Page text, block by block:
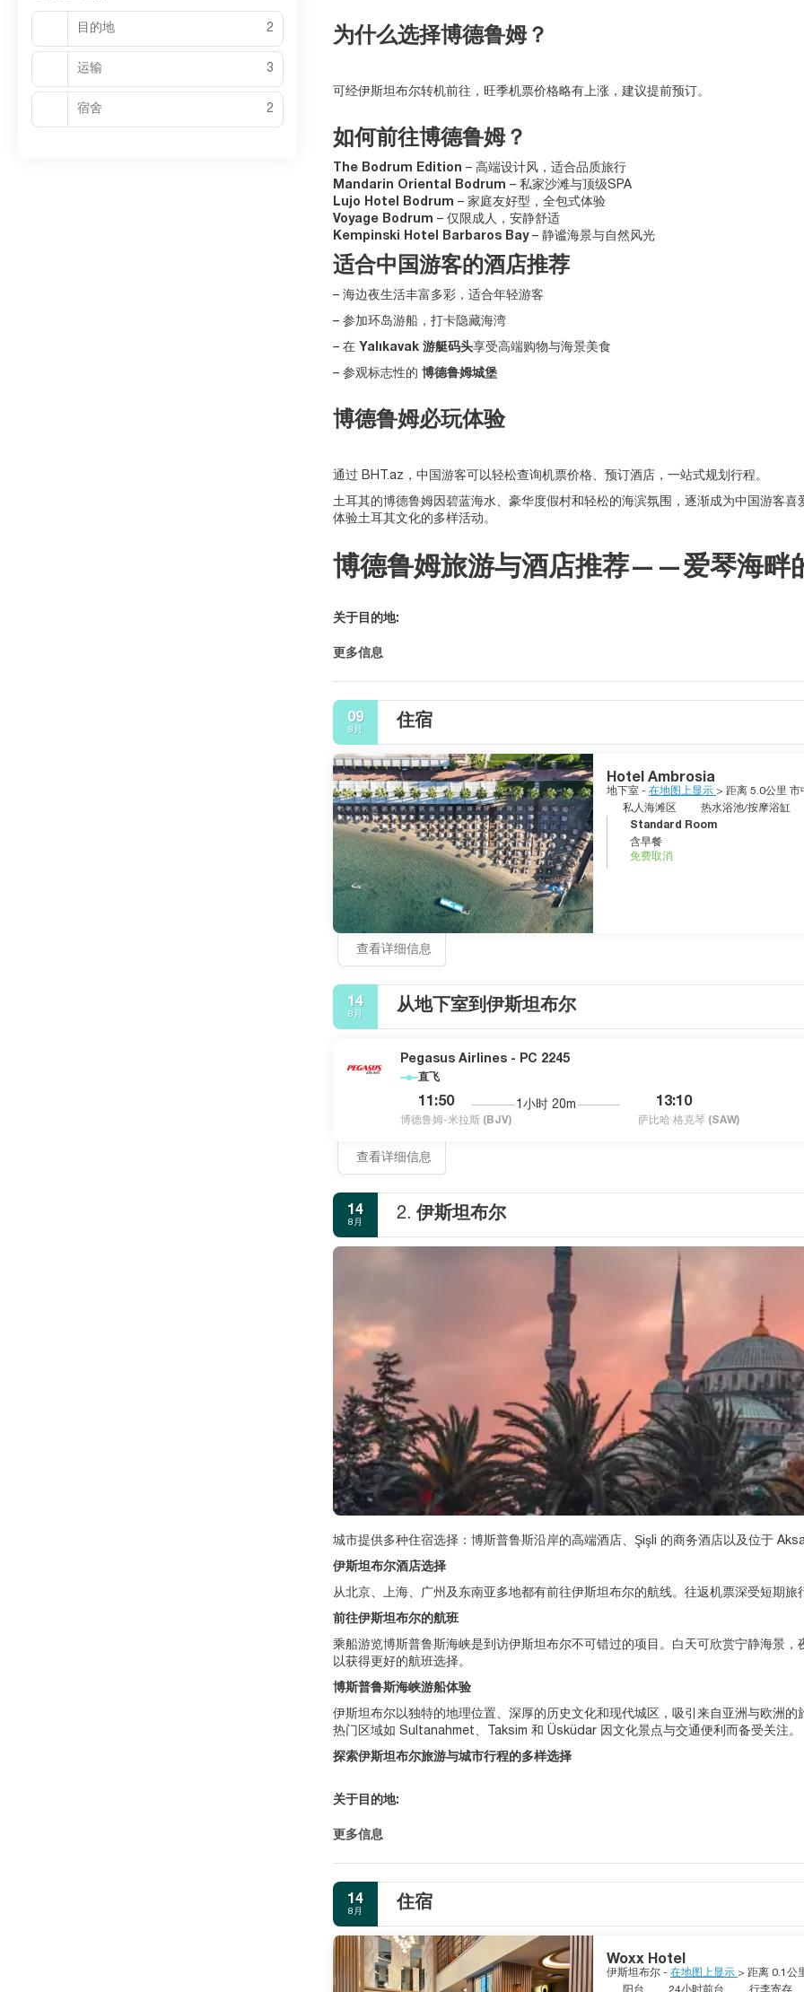
关于目的地:
博德鲁姆旅游与酒店推荐——爱琴海畔
土耳其的博德鲁姆因碧蓝海水、豪华度假村和轻松的海滨氛围，逐渐成为中国游客
体验土耳其文化的多样活动。
通过 BHT.az，中国游客可以轻松查询机票价格、预订酒店，一站式规划行程。
博德鲁姆必玩体验
– 参观标志性的 博德鲁姆城堡
– 在 Yalıkavak 游艇码头享受高端购物与海景美食
– 参加环岛游船，打卡隐藏海湾
– 海边夜生活丰富多彩，适合年轻游客
适合中国游客的酒店推荐
The Bodrum Edition – 高端设计风，适合品质旅行
Mandarin Oriental Bodrum – 私家沙滩与顶级SPA
Lujo Hotel Bodrum – 家庭友好型，全包式体验
Voyage Bodrum – 仅限成人，安静舒适
Kempinski Hotel Barbaros Bay– 静谧海景与自然风光
如何前往博德鲁姆？
可经伊斯坦布尔转机前往，旺季机票价格略有上涨，建议提前预订。
为什么选择博德鲁姆？
更多信息
09
8月 住宿
Hotel Ambrosia
地下室 - 在地图上显示 > 距离 5.0公里 市
私人海滩区
热水浴池/按摩浴缸
Standard Room
含早餐
免费取消
查看详细信息
14
8月 从地下室到伊斯坦布尔
Pegasus Airlines - PC 2245
直飞
11:50
博德鲁姆-米拉斯 (BJV)
1小时 20m 13:10
萨比哈·格克琴 (SAW)
查看详细信息
14
8月 2. 伊斯坦布尔
关于目的地:
探索伊斯坦布尔旅游与城市行程的多样选择
伊斯坦布尔以独特的地理位置、深厚的历史文化和现代城区，吸引来自亚洲与欧洲
热门区域如 Sultanahmet、Taksim 和 Üsküdar 因文化景点与交通便利而备受关注。
博斯普鲁斯海峡游船体验
乘船游览博斯普鲁斯海峡是到访伊斯坦布尔不可错过的项目。白天可欣赏宁静海景
以获得更好的航班选择。
前往伊斯坦布尔的航班
从北京、上海、广州及东南亚多地都有前往伊斯坦布尔的航线。往返机票深受短期
伊斯坦布尔酒店选择
城市提供多种住宿选择：博斯普鲁斯沿岸的高端酒店、Şişli 的商务酒店以及位于
更多信息
14
8月 住宿
Woxx Hotel
伊斯坦布尔 - 在地图上显示 > 距离 0.1公
目的地 2
运输 3
宿舍 2